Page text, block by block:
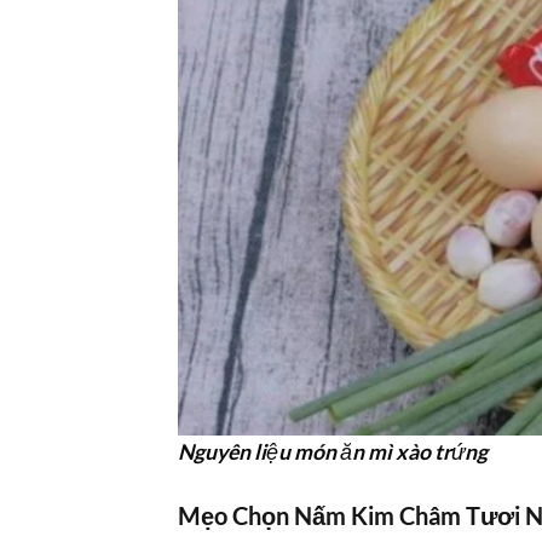
Nguyên liệu món ăn mì xào trứng
Mẹo Chọn Nấm Kim Châm Tươi